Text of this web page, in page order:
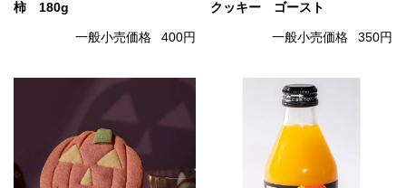
柿 180g
一般小売価格 400円
クッキー ゴースト
一般小売価格 350円